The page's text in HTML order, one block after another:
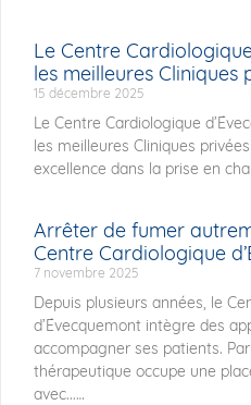
Le Centre
les meilleures Cliniques
15 décembre 2025
Le Centre Cardiologique
les meilleures Cliniques
excellence dans la prise en
Arrêter de fumer
Centre Cardiologique
7 novembre 2025
Depuis plusieurs années, le
d’Évecquemont intègre des
accompagner ses patients.
thérapeutique occupe une
avec...